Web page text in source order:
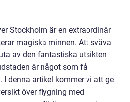
Stockholm är en extraordinär
magiska minnen. Att sväva
av den fantastiska utsikten
är något som få
I denna artikel kommer vi att ge
över flygning med